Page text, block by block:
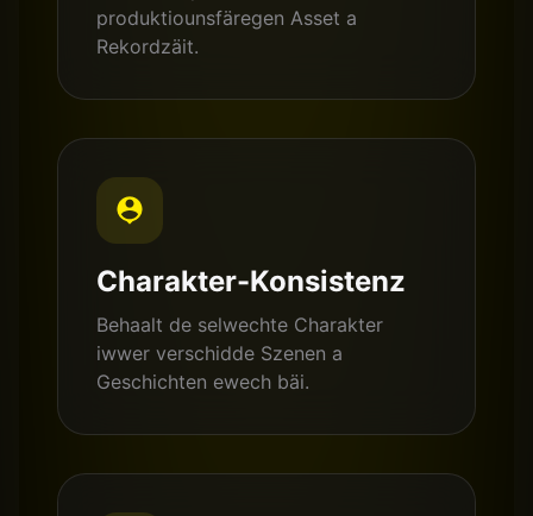
produktiounsfäregen Asset a
Rekordzäit.
Charakter-Konsistenz
Behaalt de selwechte Charakter
iwwer verschidde Szenen a
Geschichten ewech bäi.